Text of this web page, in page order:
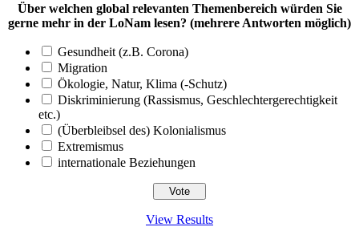
Über welchen global relevanten Themenbereich würden Sie
gerne mehr in der LoNam lesen? (mehrere Antworten möglich)
Gesundheit (z.B. Corona)
Migration
Ökologie, Natur, Klima (-Schutz)
Diskriminierung (Rassismus, Geschlechtergerechtigkeit
etc.)
(Überbleibsel des) Kolonialismus
Extremismus
internationale Beziehungen
View Results